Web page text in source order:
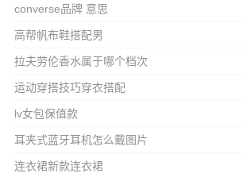
converse品牌 意思
高帮帆布鞋搭配男
拉夫劳伦香水属于哪个档次
运动穿搭技巧穿衣搭配
lv女包保值款
耳夹式蓝牙耳机怎么戴图片
连衣裙新款连衣裙